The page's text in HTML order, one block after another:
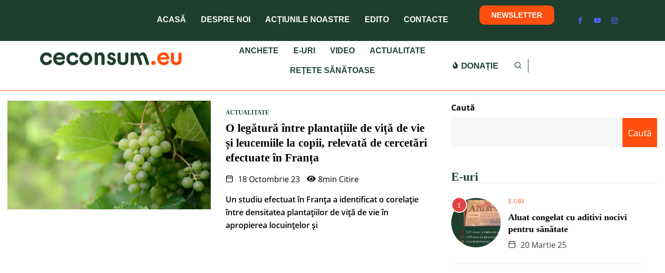
ACASĂ DESPRE NOI ACȚIUNILE NOASTRE EDITO CONTACTE
NEWSLETTER
ANCHETE E-URI VIDEO ACTUALITATE
REȚETE SĂNĂTOASE DONAȚIE
ACTUALITATE
O legătură între plantațiile de viță de vie
și leucemiile la copii, relevată de cercetări
efectuate în Franța
18 Octombrie 23
8min Citire
Un studiu efectuat în Franța a identificat o corelație
între densitatea plantațiilor de viță de vie în
apropierea locuințelor și
Caută
Caută
E-uri
E-URI
Aluat congelat cu aditivi nocivi
pentru sănătate
20 Martie 25